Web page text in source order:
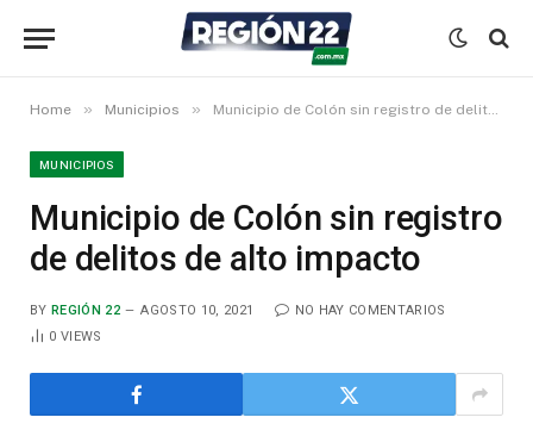
Home » Municipios » Municipio de Colón sin registro de delitos de alto impacto
MUNICIPIOS
Municipio de Colón sin registro
de delitos de alto impacto
BY REGIÓN 22 AGOSTO 10, 2021
NO HAY COMENTARIOS
0VIEWS